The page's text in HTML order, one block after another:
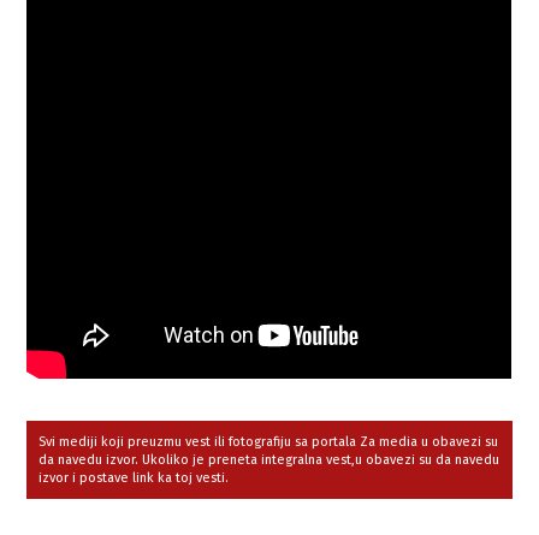
Svi mediji koji preuzmu vest ili fotografiju sa portala Za media u obavezi su
da navedu izvor. Ukoliko je preneta integralna vest,u obavezi su da navedu
izvor i postave link ka toj vesti.